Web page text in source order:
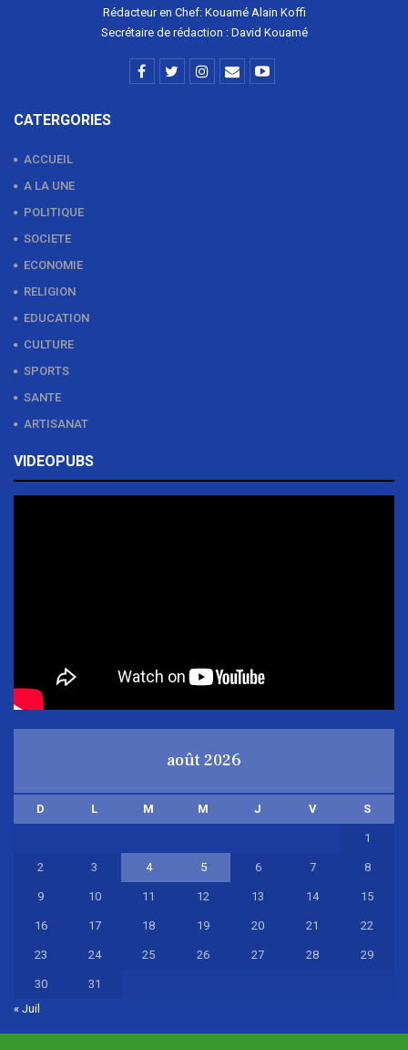
Rédacteur en Chef: Kouamé Alain Koffi
Secrétaire de rédaction : David Kouamé
CATERGORIES
ACCUEIL
A LA UNE
POLITIQUE
SOCIETE
ECONOMIE
RELIGION
EDUCATION
CULTURE
SPORTS
SANTE
ARTISANAT
VIDEOPUBS
août 2026
D L M M J V S
1
2 3 4 5 6 7 8
9 10 11 12 13 14 15
16 17 18 19 20 21 22
23 24 25 26 27 28 29
30
31
« Juil